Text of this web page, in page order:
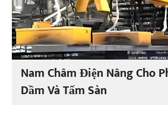
Nam Châm Điện Nâng Cho
Dầm Và Tấm Sàn